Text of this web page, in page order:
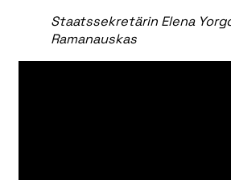
Staatssekretärin Elena
Ramanauskas